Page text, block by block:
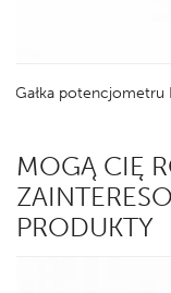
Gałka potencjometru
MOGĄ CIĘ
PRODUKTY